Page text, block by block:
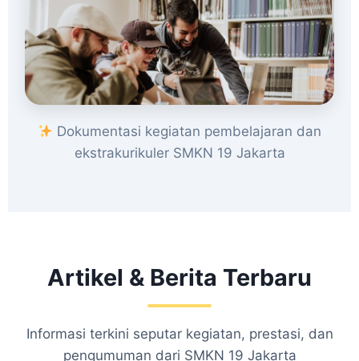
Dokumentasi kegiatan pembelajaran dan
ekstrakurikuler SMKN 19 Jakarta
Artikel & Berita Terbaru
Informasi terkini seputar kegiatan, prestasi, dan
pengumuman dari SMKN 19 Jakarta